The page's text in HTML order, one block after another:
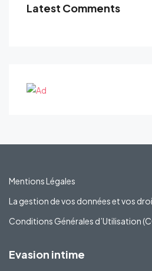
Latest Comments
Mentions Légales
La gestion de vos données et vos
Conditions Générales d’Utilisation
Evasion intime